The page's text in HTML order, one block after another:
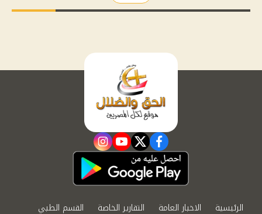
facebook
twitter
youtube
instagram
الرئيسية الاخبار العامة التقارير الخاصة القسم الطبي